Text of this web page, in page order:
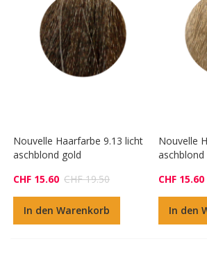
Nouvelle Haarfarbe 9.13 licht
aschblond gold
CHF 15.60 CHF 19.50
In den Warenkorb
Nouvelle
aschblond
CHF 15.60
In den